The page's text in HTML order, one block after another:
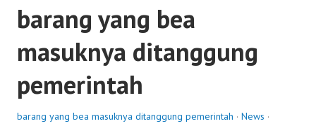
barang yang bea
masuknya ditanggung
pemerintah
barang yang bea masuknya ditanggung pemerintah · News ·